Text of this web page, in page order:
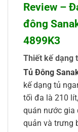
Review –
đông
4899K3
Thiết kế dạng
Tủ Đông
kế dạng tủ
tối đa là 210
quán nước gia
quản và trưng